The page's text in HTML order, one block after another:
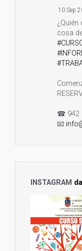
10 Sep
cosa
☎ 942
📧
12 Ago
de
INSTAGRAM